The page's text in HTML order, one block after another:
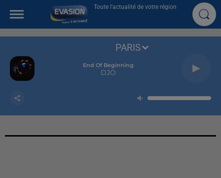
Toute l'actualité de votre région
End Of Beginning
DJO
PARIS